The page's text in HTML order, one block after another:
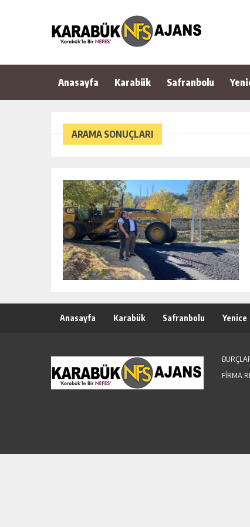
Anasayfa Karabük Safranbolu
ARAMA SONUÇLARI
Anasayfa Karabük Safranbolu Yenice
FİRMA